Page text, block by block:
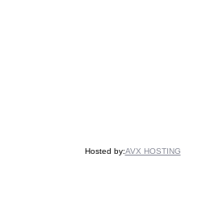
Hosted by:AVX HOSTING